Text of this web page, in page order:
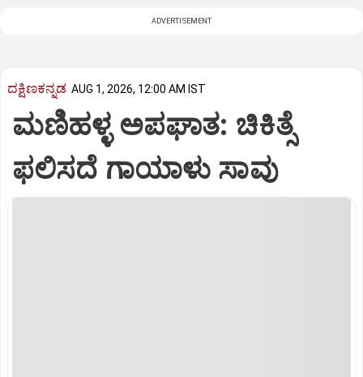
ADVERTISEMENT
ದಕ್ಷಿಣಕನ್ನಡ AUG 1, 2026, 12:00 AM IST
ಮಣಿಹಳ್ಳ ಅಪಘಾತ: ಚಿಕಿತ್ಸೆ
ಫಲಿಸದೆ ಗಾಯಾಳು ಸಾವು